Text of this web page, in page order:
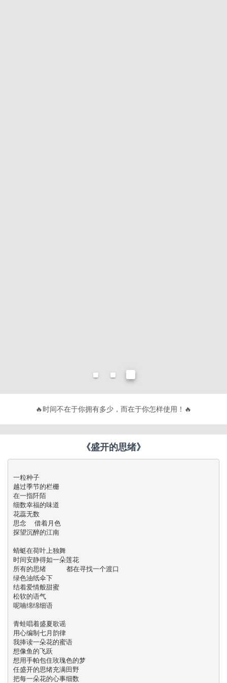
🔥时间不在于你拥有多少，而在于你怎🔥
《盛开的思绪》
一粒种子
越过季节的栏栅
在一指阡陌
细数幸福的味道
花蕊无数
思念  借着月色
探望沉醉的江南
蜻蜓在荷叶上独舞
时间安静得如一朵莲花
所有的思绪     都在寻找一个渡口
绿色油纸伞下
结着爱情般甜蜜
松软的语气
呢喃绵绵细语
青蛙唱着盛夏歌谣
用心编制七月韵律
我捧读一朵花的蜜语
想像鱼的飞跃
想用手帕包住玫瑰色的梦
任盛开的思绪充满田野
把每一朵花的心事细数